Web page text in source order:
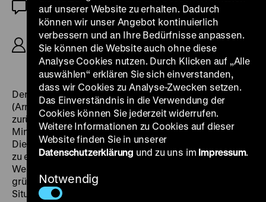
OmeU
R: Roland Gräf, M: Günther Fischer, D: Armin
Mueller-Stahl, Jenny Gröllmann, Karin Gregorek,
Wilhelm Koch-Hooge, Simone von Zglinicki, 94'
Der politisch wenig interessierte Oberarzt Dr. Schmith
(Armin Mueller-Stahl) fühlt sich beruflich
zurückgesetzt, weil sein Forschungsprojekt zur
Minderung der Kindersterblichkeit auf höherer
Dienstebene blockiert wird. Frustriert nimmt er Kontakt
zu einer Fluchthilfe-Organisation auf, um sich in den
Westen abzusetzen. Als es in der Klinik plötzlich doch
grünes Licht für sein Projekt gibt, will er bleiben. Die
Situation eskaliert.
auf unserer Website zu erhalten. Dadurch
können wir unser Angebot kontinuierlich
verbessern und an Ihre Bedürfnisse anpassen.
Sie können die Website auch ohne diese
Analyse Cookies nutzen. Durch Klicken auf „Alle
auswählen“ erklären Sie sich einverstanden,
dass wir Cookies zu Analyse-Zwecken setzen.
Das Einverständnis in die Verwendung der
Cookies können Sie jederzeit widerrufen.
Weitere Informationen zu Cookies auf dieser
Website finden Sie in unserer
Datenschutzerklärung und zu uns im Impressum.
Notwendig